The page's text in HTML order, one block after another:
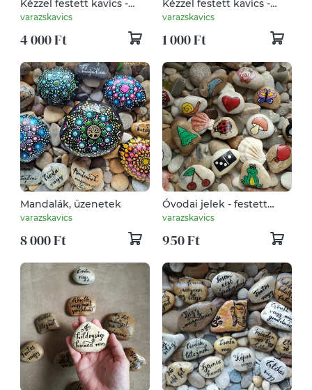
Kézzel festett kavics -
bagoly
varazskavics
4 000 Ft
Kézzel festett kavics -
húsvét
varazskavics
1 000 Ft
Mandalák, üzenetek
varazskavics
8 000 Ft
Óvodai jelek - festett
kavics
varazskavics
950 Ft